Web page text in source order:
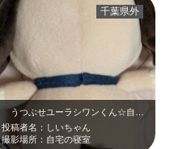
投稿者名：しいちゃん
撮影場所：自宅の寝室
千葉県外